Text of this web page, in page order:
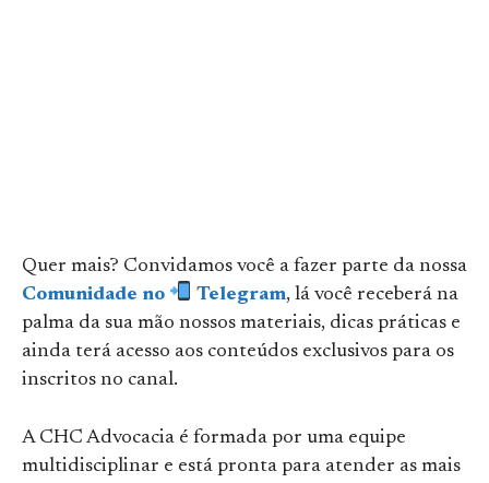
Quer mais? Convidamos você a fazer parte da nossa
Comunidade no
Telegram, lá você receberá na
palma da sua mão nossos materiais, dicas práticas e
ainda terá acesso aos conteúdos exclusivos para os
inscritos no canal.
A CHC Advocacia é formada por uma equipe
multidisciplinar e está pronta para atender as mais